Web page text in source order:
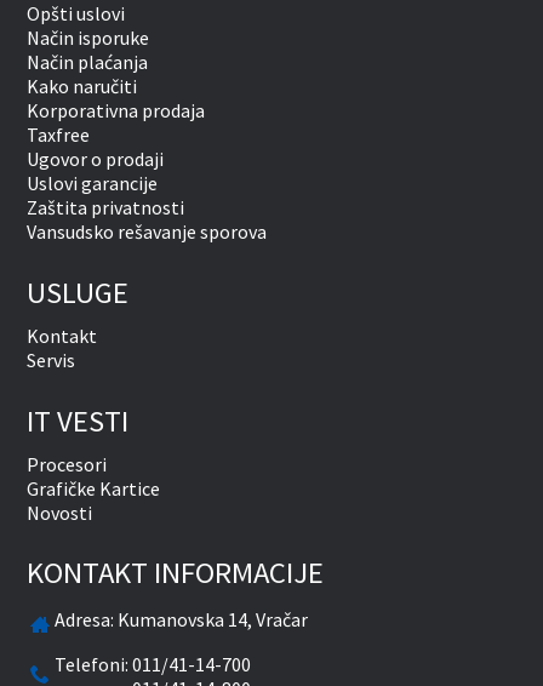
Opšti uslovi
Način isporuke
Način plaćanja
Kako naručiti
Korporativna prodaja
Taxfree
Ugovor o prodaji
Uslovi garancije
Zaštita privatnosti
Vansudsko rešavanje sporova
USLUGE
Kontakt
Servis
IT VESTI
Procesori
Grafičke Kartice
Novosti
KONTAKT INFORMACIJE
Adresa: Kumanovska 14, Vračar
Telefoni:011/41-14-700